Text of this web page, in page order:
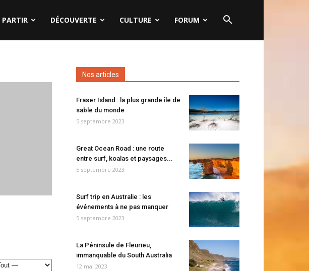
PARTIR DÉCOUVERTE CULTURE FORUM
Nos articles
Fraser Island : la plus grande île de
sable du monde
5 septembre 2023
Great Ocean Road : une route
entre surf, koalas et paysages...
5 septembre 2023
Surf trip en Australie : les
événements à ne pas manquer
5 septembre 2023
La Péninsule de Fleurieu,
immanquable du South Australia
12 mai 2023